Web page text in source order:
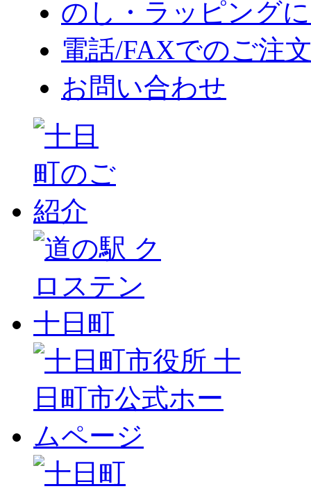
のし・ラッピング
電話/FAXでのご注
お問い合わせ